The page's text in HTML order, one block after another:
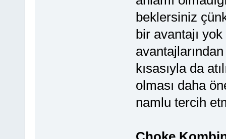
beklersiniz
bir avantajı
kısasıyla da
olması daha
namlu tercih